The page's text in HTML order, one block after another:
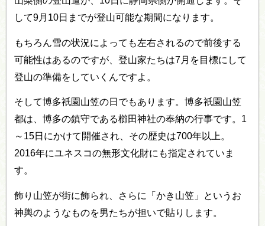
して9月10日までが登山可能な期間になります。
もちろん雪の状況によっても左右されるので前後する
可能性はあるのですが、登山家たちは7月を目標にして
登山の準備をしていくんですよ。
そして博多祇園山笠の日でもあります。博多祇園山笠
都は、博多の鎮守である櫛田神社の奉納の行事です。1
～15日にかけて開催され、その歴史は700年以上。
2016年にユネスコの無形文化財にも指定されていま
す。
飾り山笠が街に飾られ、さらに「かき山笠」というお
神輿のようなものを男たちが担いで貼りします。